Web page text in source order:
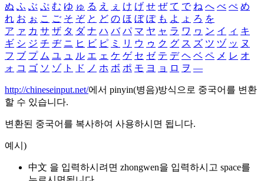
ぬ ふ ぶ ぷ む ゆ ゅ る え ぇ け げ せ ぜ て で ね へ べ ぺ め
れ お ぉ こ ご そ ぞ と ど の ほ ぼ ぽ も よ ょ ろ を
ア ァ カ サ ザ タ ダ ナ ハ バ パ マ ヤ ャ ラ ワ ヮ ン イ ィ キ
ギ シ ジ チ ヂ ニ ヒ ビ ピ ミ リ ウ ゥ ク グ ス ズ ツ ヅ ッ ヌ
フ ブ プ ム ユ ュ ル エ ェ ケ ゲ セ ゼ テ デ ヘ ベ ペ メ レ オ
ォ コ ゴ ソ ゾ ト ド ノ ホ ボ ポ モ ヨ ョ ロ ヲ ―
http://chineseinput.net/에서 pinyin(병음)방식으로 중국어를 변환
할 수 있습니다.
변환된 중국어를 복사하여 사용하시면 됩니다.
예시)
中文 을 입력하시려면 zhongwen을 입력하시고 space를